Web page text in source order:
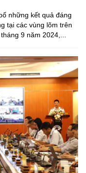
những kết quả đáng
tại các vùng lõm trên
9 năm 2024,...